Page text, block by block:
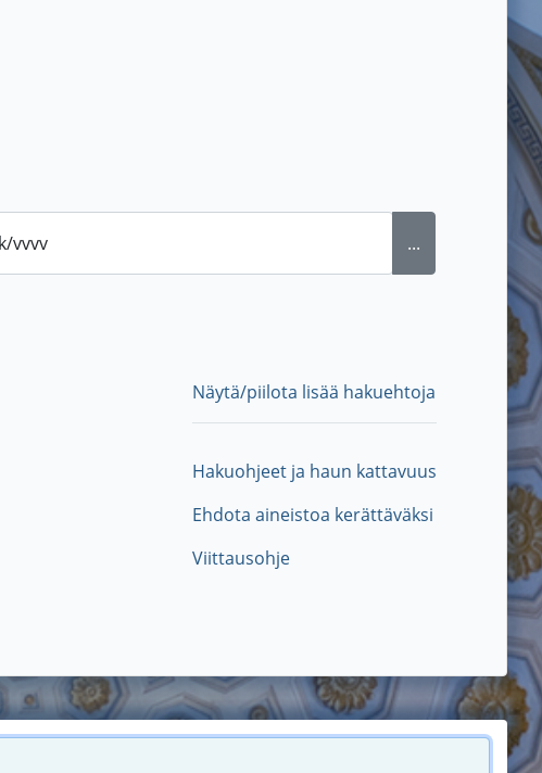
vvvv ...
Näytä/piilota lisää hakuehtoja
Hakuohjeet ja haun kattavuus
Ehdota aineistoa kerättäväksi
Viittausohje